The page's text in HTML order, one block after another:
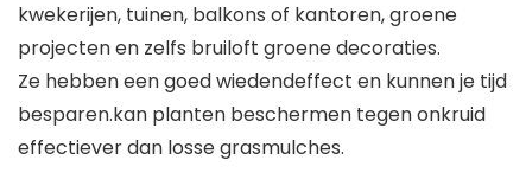
kwekerijen, tuinen, balkons of kantoren, groene
projecten en zelfs bruiloft groene decoraties.
Ze hebben een goed wiedendeffect en kunnen je tijd
besparen.kan planten beschermen tegen onkruid
effectiever dan losse grasmulches.